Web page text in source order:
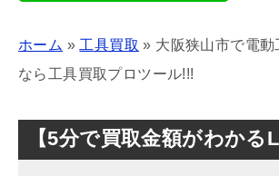
ホーム » 工具買取 » 大阪狭山市で電動
なら工具買取プロツール!!!
【5分で買取金額がわかる